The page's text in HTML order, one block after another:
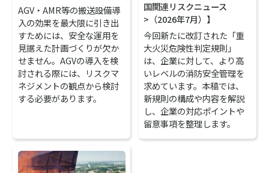
AGV・AMR等の搬送設備導
入の効果を最大限に引き出
すためには、安全な運用を
見据えた計画づくりが欠か
せません。AGVの導入を検
討される際には、リスクマ
ネジメントの観点から検討
する必要があります。
国関連リスクニュース
>（2026年7月）】
今回新たに改訂された「重
大火災危険性判定規則」
は、企業に対して、より高
いレベルの消防安全管理を
求めています。本稿では、
新規則の構成や内容を解説
し、企業の対応ポイントや
留意事項を整理します。